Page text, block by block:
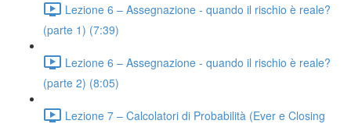
Lezione 6 – Assegnazione - quando il rischio è reale?
(parte 1) (7:39)
Lezione 6 – Assegnazione - quando il rischio è reale?
(parte 2) (8:05)
Lezione 7 – Calcolatori di Probabilità (Ever e Closing